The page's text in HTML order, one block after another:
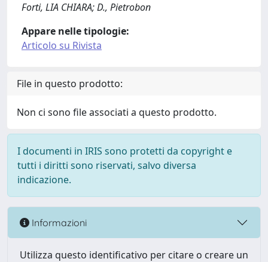
Forti, LIA CHIARA; D., Pietrobon
Appare nelle tipologie:
Articolo su Rivista
File in questo prodotto:
Non ci sono file associati a questo prodotto.
I documenti in IRIS sono protetti da copyright e
tutti i diritti sono riservati, salvo diversa
indicazione.
Informazioni
Utilizza questo identificativo per citare o creare un